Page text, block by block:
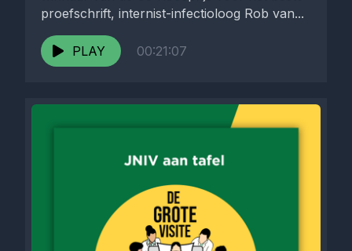
proefschrift, internist-infectioloog Rob van...
PLAY 00:21:07